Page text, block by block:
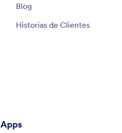
Blog
Historias de Clientes
Apps